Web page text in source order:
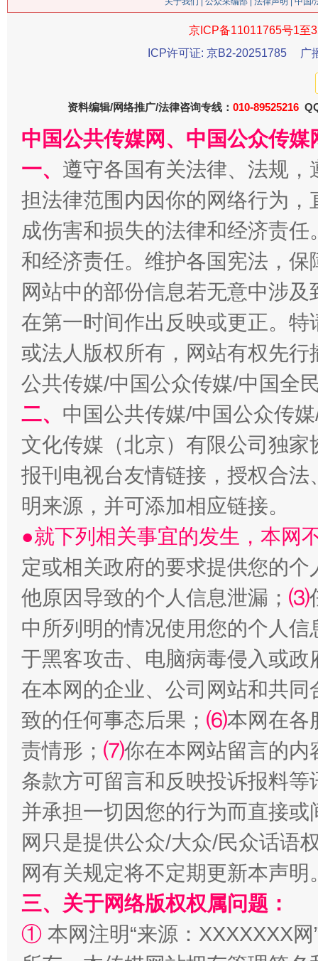
今
习近平的博鳌关键词
魏明亮
“刷贴”乱象丛生
揭批美国五大"原罪" "炒
解纷+调解+退费，一次搞定
京ICP备11011765号1至
ICP许可证: 京B2-20251785
广
资料编辑/网络推广/法律咨询专线： 010-89525216
中国公共传媒网、中国公众传
一、 遵守各国有关法律、法规
担法律范围内因你的网络行为
成伤害和损失的法律和经济责
和经济责任。维护各国宪法，
网站中的部份信息若无意中涉
在第一时间作出反映或更正。
或法人版权所有，网站有权先
公共传媒/中国公众传媒/中国全
二、 中国公共传媒/中国公众传
文化传媒（北京）有限公司独
报刊电视台友情链接，授权合
明来源，并可添加相应链接。
●就下列相关事宜的发生，本网
定或相关政府的要求提供您的个
他原因导致的个人信息泄漏； ⑶
中所列明的情况使用您的个人
于黑客攻击、电脑病毒侵入或
在本网的企业、公司网站和共
致的任何事态后果； ⑹本网在各
责情形； ⑺你在本网站留言的内
条款方可留言和反映投诉报料
并承担一切因您的行为而直接
网只是提供公众/大众/民众话语
网有关规定将不定期更新本声明
三、关于网络版权权属问题：
① 本网注明“来源：XXXXXXX